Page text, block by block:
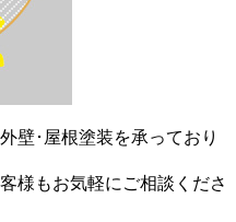
壁･屋根塗装を承っており
様もお気軽にご相談くださ